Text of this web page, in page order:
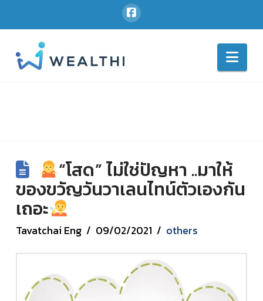
“โสด” ไม่ใช่ปัญหา ..มาให้
ของขวัญวันวาเลนไทน์ตัวเองกัน
เถอะ
Tavatchai Eng 09/02/2021 others